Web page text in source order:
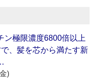
ン極限濃度6800倍以上
、髪を芯から満たす新
)